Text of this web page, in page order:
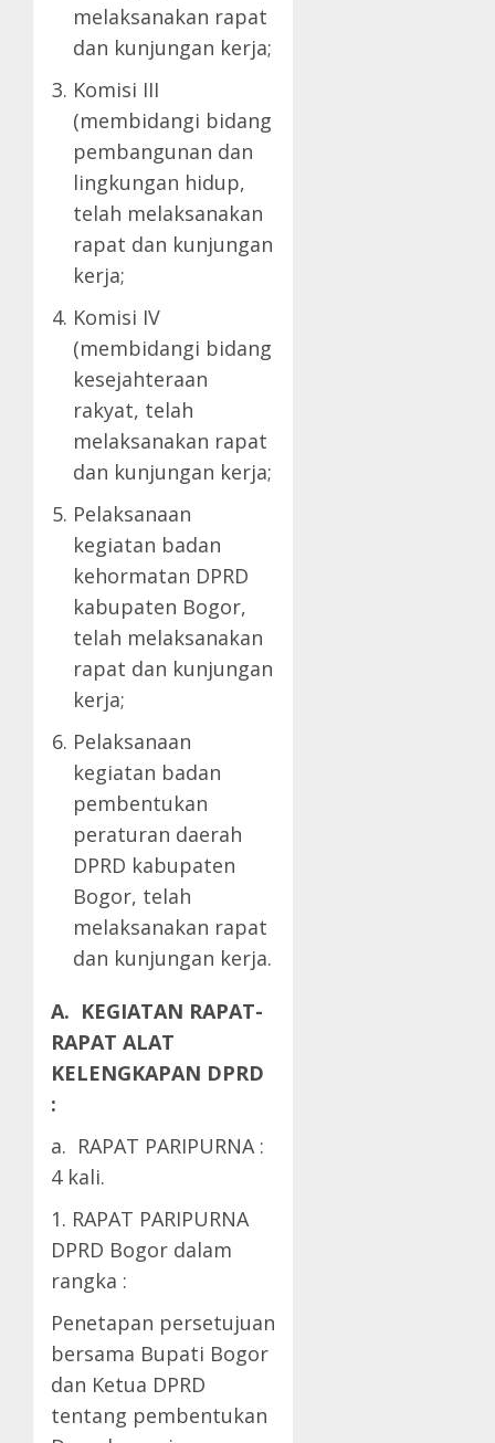
melaksanakan rapat
dan kunjungan kerja;
Komisi III
(membidangi bidang
pembangunan dan
lingkungan hidup,
telah melaksanakan
rapat dan kunjungan
kerja;
Komisi IV
(membidangi bidang
kesejahteraan
rakyat, telah
melaksanakan rapat
dan kunjungan kerja;
Pelaksanaan
kegiatan badan
kehormatan DPRD
kabupaten Bogor,
telah melaksanakan
rapat dan kunjungan
kerja;
Pelaksanaan
kegiatan badan
pembentukan
peraturan daerah
DPRD kabupaten
Bogor, telah
melaksanakan rapat
dan kunjungan kerja.
A. KEGIATAN RAPAT-
RAPAT ALAT
KELENGKAPAN DPRD
:
a. RAPAT PARIPURNA :
4 kali.
1. RAPAT PARIPURNA
DPRD Bogor dalam
rangka :
Penetapan persetujuan
bersama Bupati Bogor
dan Ketua DPRD
tentang pembentukan